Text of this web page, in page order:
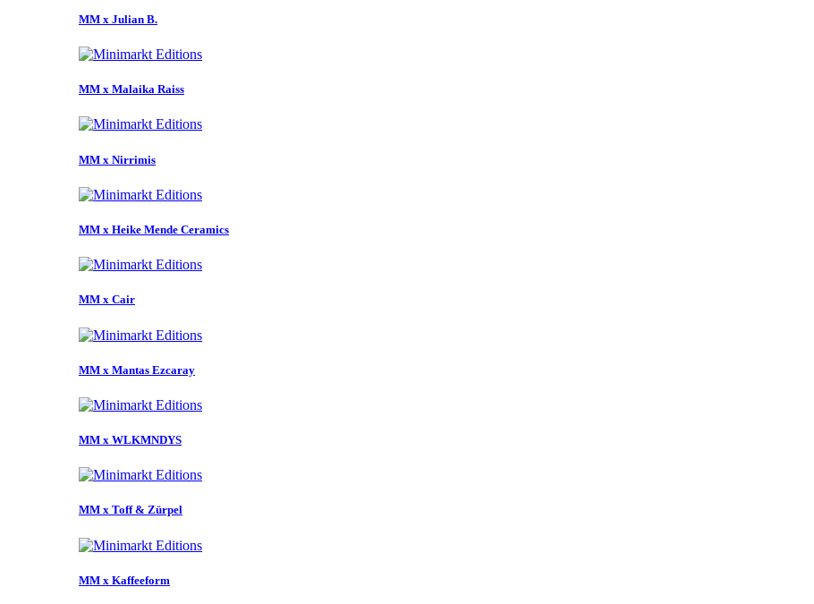
MM x Julian B.
MM x Malaika Raiss
MM x Nirrimis
MM x Heike Mende Ceramics
MM x Cair
MM x Mantas Ezcaray
MM x WLKMNDYS
MM x Toff & Zürpel
MM x Kaffeeform